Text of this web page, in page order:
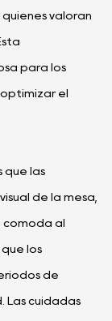
valoran
para los
el
que las
de la mesa,
cómoda al
los
de
Las cuidadas